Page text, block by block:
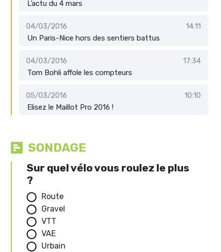
L’actu du 4 mars
04/03/2016
14:11
Un Paris-Nice hors des sentiers battus
04/03/2016
17:34
Tom Bohli affole les compteurs
05/03/2016
10:10
Elisez le Maillot Pro 2016 !
SONDAGE
Sur quel vélo vous roulez le plus
?
Route
Gravel
VTT
VAE
Urbain